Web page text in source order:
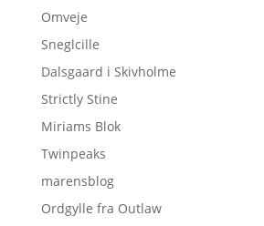
Omveje
Sneglcille
Dalsgaard i Skivholme
Strictly Stine
Miriams Blok
Twinpeaks
marensblog
Ordgylle fra Outlaw